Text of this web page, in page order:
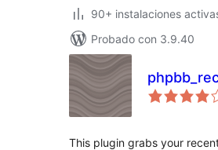
90+ instalaciones
Probado con 3.9.40
This plugin grabs your